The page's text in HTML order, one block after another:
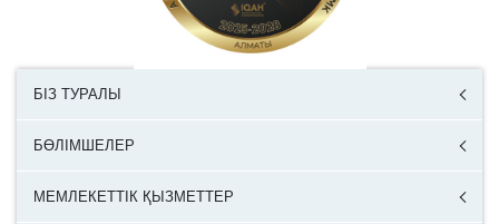
БІЗ ТУРАЛЫ
БӨЛІМШЕЛЕР
МЕМЛЕКЕТТІК ҚЫЗМЕТТЕР